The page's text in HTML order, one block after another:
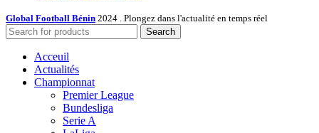
Global Football Bénin 2024 . Plongez dans l'actualité en temps réel
Search
Acceuil
Actualités
Championnat
Premier League
Bundesliga
Serie A